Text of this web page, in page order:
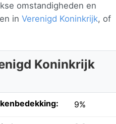
omstandigheden en
in Verenigd Koninkrijk, of
Koninkrijk
9%